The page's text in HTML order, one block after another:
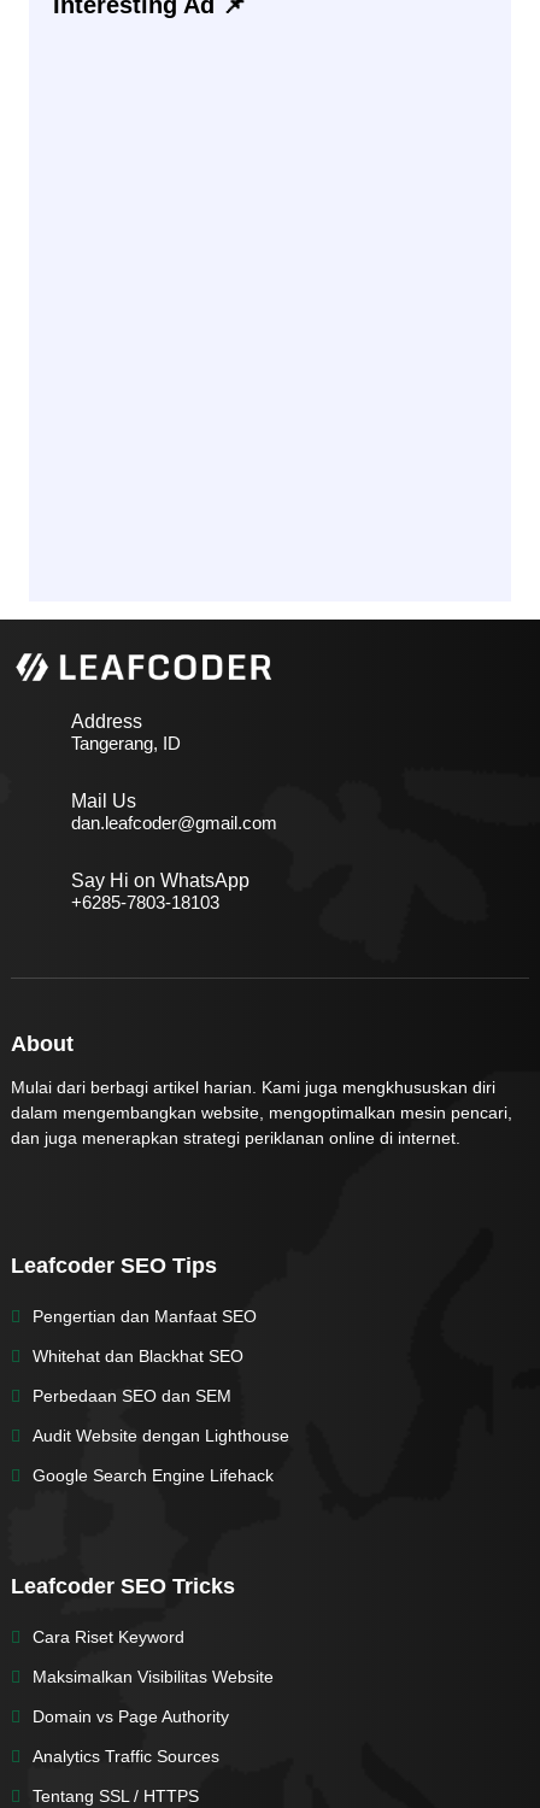
Address
Tangerang, ID
Mail Us
dan.leafcoder@gmail.com
Say Hi on WhatsApp
+6285-7803-18103
About
Mulai dari berbagi artikel harian. Kami juga mengkhususkan diri
dalam mengembangkan website, mengoptimalkan mesin pencari,
dan juga menerapkan strategi periklanan online di internet.
Leafcoder SEO Tips
Pengertian dan Manfaat SEO
Whitehat dan Blackhat SEO
Perbedaan SEO dan SEM
Audit Website dengan Lighthouse
Google Search Engine Lifehack
Leafcoder SEO Tricks
Cara Riset Keyword
Maksimalkan Visibilitas Website
Domain vs Page Authority
Analytics Traffic Sources
Tentang SSL / HTTPS